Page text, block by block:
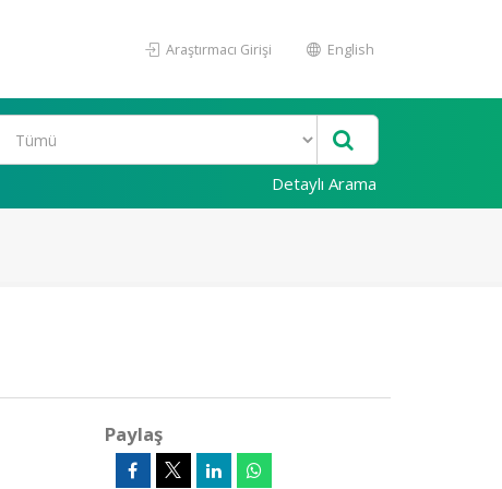
Araştırmacı Girişi English
Detaylı Arama
Paylaş